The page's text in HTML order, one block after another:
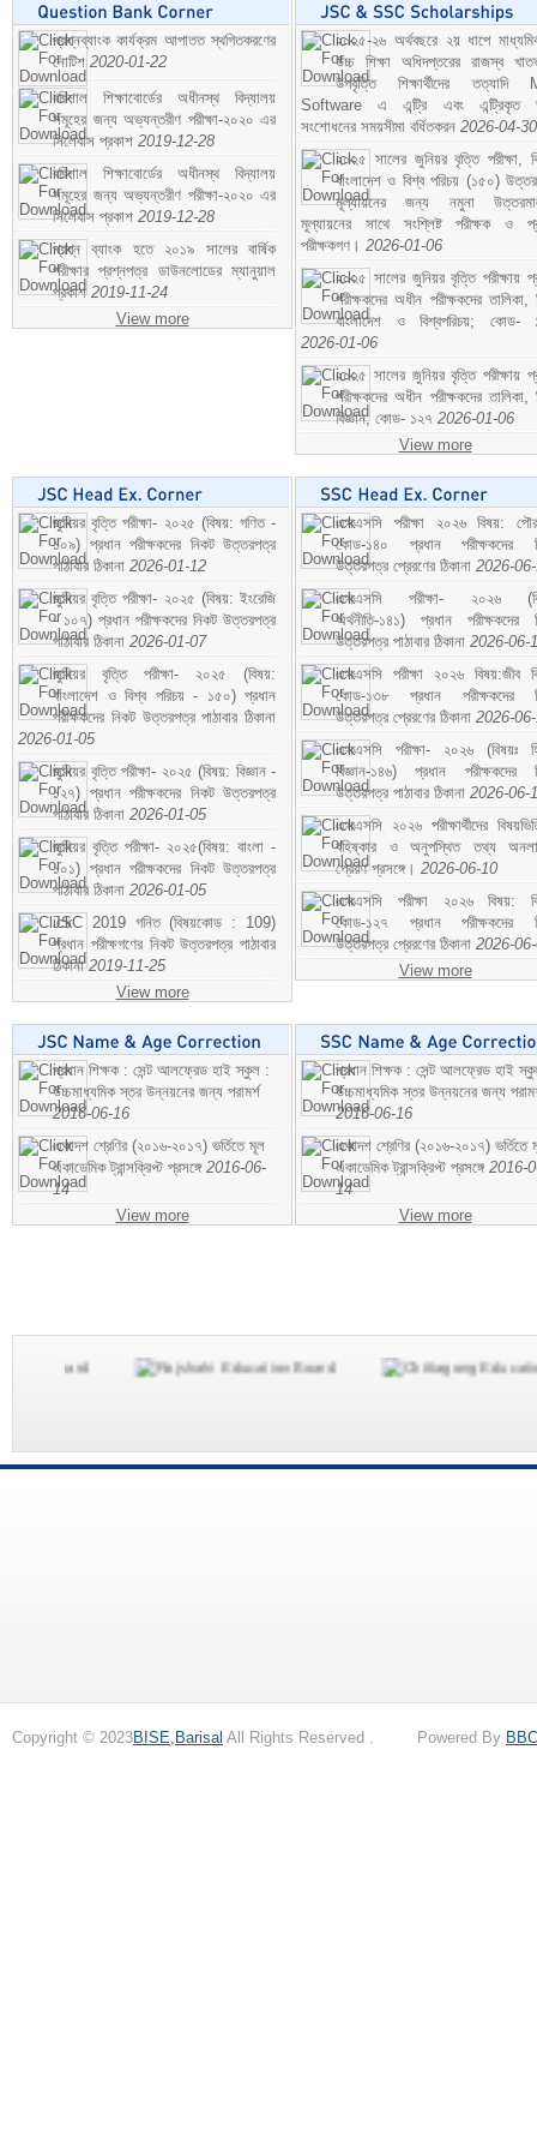
প্রশ্নব্যাংক কার্যক্রম আপাতত স্থগিতকরণের
নোটিশ 2020-01-22
বরিশাল শিক্ষাবোর্ডের অধীনস্থ বিদ্যালয়
সমূহের জন্য অভ্যন্তরীণ পরীক্ষা-২০২০ এর
সিলেবাস প্রকাশ 2019-12-28
বরিশাল শিক্ষাবোর্ডের অধীনস্থ বিদ্যালয়
সমূহের জন্য অভ্যন্তরীণ পরীক্ষা-২০২০ এর
সিলেবাস প্রকাশ 2019-12-28
প্রশ্ন ব্যাংক হতে ২০১৯ সালের বার্ষিক
পরীক্ষার প্রশ্নপত্র ডাউনলোডের ম্যানুয়াল
প্রকাশ 2019-11-24
View more
২০২৫-২৬ অর্থবছরে ২য় ধাপে
উচ্চ শিক্ষা অধিদপ্তরের রাজস্ব
উপবৃত্তি শিক্ষার্থীদের তত্যাদি
Software এ এন্ট্রি এবং এন্ট্রিকৃত
সংশোধনের সময়সীমা বর্ধিতকরন 2026-04-30
২০২৫ সালের জুনিয়র বৃত্তি পরীক্ষা,
বাংলাদেশ ও বিশ্ব পরিচয় (১৫০)
মূল্যায়নের জন্য নমুনা
মূল্যায়নের সাথে সংশ্লিষ্ট পরীক্ষক ও
পরীক্ষকগণ। 2026-01-06
২০২৫ সালের জুনিয়র বৃত্তি পরীক্ষায়
পরীক্ষকদের অধীন পরীক্ষকদের তালিকা,
বাংলাদেশ ও বিশ্বপরিচয়; কোড-
2026-01-06
২০২৫ সালের জুনিয়র বৃত্তি পরীক্ষায়
পরীক্ষকদের অধীন পরীক্ষকদের তালিকা,
বিজ্ঞান; কোড- ১২৭ 2026-01-06
View more
জুনিয়র বৃত্তি পরীক্ষা- ২০২৫ (বিষয়: গণিত -
১০৯) প্রধান পরীক্ষকদের নিকট উত্তরপত্র
পাঠাবার ঠিকানা 2026-01-12
জুনিয়র বৃত্তি পরীক্ষা- ২০২৫ (বিষয়: ইংরেজি
- ১০৭) প্রধান পরীক্ষকদের নিকট উত্তরপত্র
পাঠাবার ঠিকানা 2026-01-07
জুনিয়র বৃত্তি পরীক্ষা- ২০২৫ (বিষয়:
বাংলাদেশ ও বিশ্ব পরিচয় - ১৫০) প্রধান
পরীক্ষকদের নিকট উত্তরপত্র পাঠাবার ঠিকানা
2026-01-05
জুনিয়র বৃত্তি পরীক্ষা- ২০২৫ (বিষয়: বিজ্ঞান -
১২৭) প্রধান পরীক্ষকদের নিকট উত্তরপত্র
পাঠাবার ঠিকানা 2026-01-05
জুনিয়র বৃত্তি পরীক্ষা- ২০২৫(বিষয়: বাংলা -
১০১) প্রধান পরীক্ষকদের নিকট উত্তরপত্র
পাঠাবার ঠিকানা 2026-01-05
JSC 2019 গনিত (বিষয়কোড : 109)
প্রধান পরীক্ষগণের নিকট উত্তরপত্র পাঠাবার
ঠিকানা2019-11-25
View more
এসএসসি পরীক্ষা ২০২৬ বিষয়:
কোড-১৪০ প্রধান পরীক্ষকদের
উত্তরপত্র প্রেরণের ঠিকানা 2026-
এসএসসি পরীক্ষা- ২০২৬
অর্থনীতি-১৪১) প্রধান পরীক্ষকদের
উত্তরপত্র পাঠাবার ঠিকানা 2026-06-
এসএসসি পরীক্ষা ২০২৬ বিষয়:জীব
কোড-১৩৮ প্রধান পরীক্ষকদের
উত্তরপত্র প্রেরণের ঠিকানা 2026-
এসএসসি পরীক্ষা- ২০২৬ (বিষয়ঃ
বিজ্ঞান-১৪৬) প্রধান পরীক্ষকদের
উত্তরপত্র পাঠাবার ঠিকানা 2026-06-
এসএসসি ২০২৬ পরীক্ষার্থীদের
বহিষ্কার ও অনুপস্থিত তথ্য
প্রেরণ প্রসঙ্গে। 2026-06-10
এসএসসি পরীক্ষা ২০২৬ বিষয়:
কোড-১২৭ প্রধান পরীক্ষকদের
উত্তরপত্র প্রেরণের ঠিকানা 2026-
View more
প্রধান শিক্ষক : সেন্ট আলফ্রেড হাই স্কুল :
উচ্চমাধ্যমিক স্তর উন্নয়নের জন্য পরামর্শ
2016-06-16
একাদশ শ্রেণির (২০১৬-২০১৭) ভর্তিতে মূল
একাডেমিক ট্রান্সক্রিপ্ট প্রসঙ্গে 2016-06-
14
View more
প্রধান শিক্ষক : সেন্ট আলফ্রেড হাই
উচ্চমাধ্যমিক স্তর উন্নয়নের জন্য
2016-06-16
একাদশ শ্রেণির (২০১৬-২০১৭) ভর্তিতে
একাডেমিক ট্রান্সক্রিপ্ট প্রসঙ্গে 2016-
14
View more
Copyright © 2023BISE,Barisal All Rights Reserved . Powered By